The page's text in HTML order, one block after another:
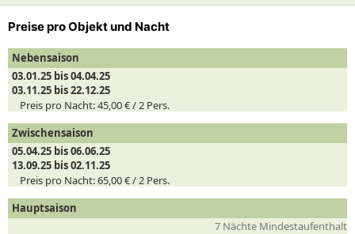
Preise pro Objekt und Nacht
Nebensaison
03.01.25 bis 04.04.25
03.11.25 bis 22.12.25
Preis pro Nacht:45,00 € /2 Pers.
Zwischensaison
05.04.25 bis 06.06.25
13.09.25 bis 02.11.25
Preis pro Nacht:65,00 € /2 Pers.
Hauptsaison
7 Nächte Mindestaufenthalt